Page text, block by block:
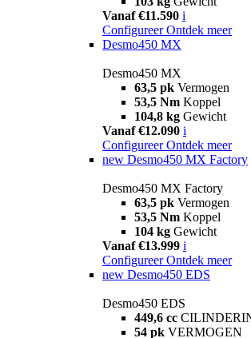
Vanaf €11.590 i
Configureer Ontdek meer
Desmo450 MX
Desmo450 MX
63,5 pk Vermogen
53,5 Nm Koppel
104,8 kg Gewicht
Vanaf €12.090 i
Configureer Ontdek meer
new Desmo450 MX Factory
Desmo450 MX Factory
63,5 pk Vermogen
53,5 Nm Koppel
104 kg Gewicht
Vanaf €13.999 i
Configureer Ontdek meer
new Desmo450 EDS
Desmo450 EDS
449,6 cc
54 pk VERMOGEN